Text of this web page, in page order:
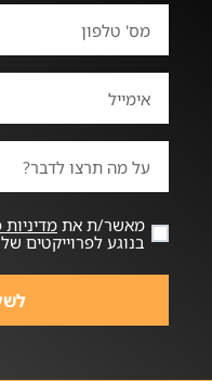
מאשר/ת את
בנוגע לפרוייקטים